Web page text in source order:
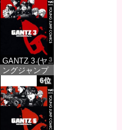
GANTZ 3 (ヤ
ングジャンプ
コミックス
DIGITAL)
価格：¥100
6位